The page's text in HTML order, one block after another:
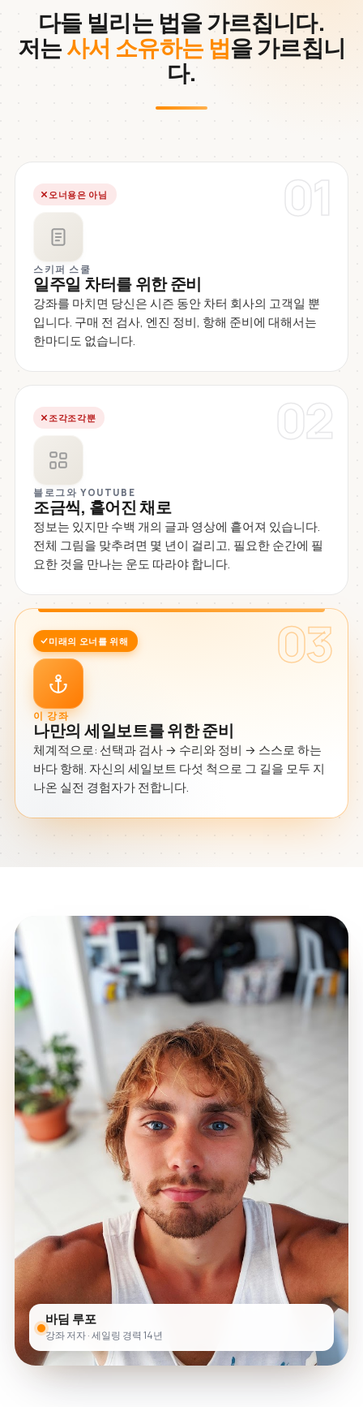
다들 빌리는 법을 가르칩니다.
저는사서 소유하는 법을 가르칩니
다.
01
오너용은 아님
스키퍼 스쿨
일주일 차터를 위한 준비
강좌를 마치면 당신은 시즌 동안 차터 회사의 고객일 뿐
입니다. 구매 전 검사, 엔진 정비, 항해 준비에 대해서는
한마디도 없습니다.
02
조각조각뿐
블로그와 YOUTUBE
조금씩, 흩어진 채로
정보는 있지만 수백 개의 글과 영상에 흩어져 있습니다.
전체 그림을 맞추려면 몇 년이 걸리고, 필요한 순간에 필
요한 것을 만나는 운도 따라야 합니다.
03
미래의 오너를 위해
이 강좌
나만의 세일보트를 위한 준비
체계적으로: 선택과 검사 → 수리와 정비 → 스스로 하는
바다 항해. 자신의 세일보트 다섯 척으로 그 길을 모두 지
나온 실전 경험자가 전합니다.
바딤 루포
강좌 저자 · 세일링 경력 14년